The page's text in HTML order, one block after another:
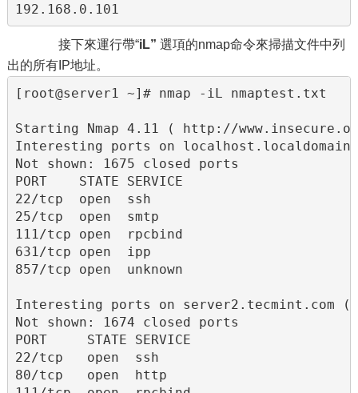
192.168.0.101
接下來運行帶“iL” 選項的nmap命令來掃描文件中列
出的所有IP地址。
[root@server1 ~]# nmap -iL nmaptest.txt
Starting Nmap 4.11 ( http://
Interesting ports on
Not shown: 1675 closed ports
PORT    STATE SERVICE
22/tcp  open  ssh
25/tcp  open  smtp
111/tcp open  rpcbind
631/tcp open  ipp
857/tcp open  unknown
Interesting ports on server2.tecmint.com
Not shown: 1674 closed ports
PORT     STATE SERVICE
22/tcp   open  ssh
80/tcp   open  http